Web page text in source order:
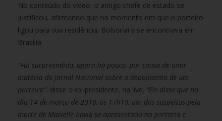
No conteúdo do vídeo, o antigo chefe de estado se
justificou, afirmando que no momento em que o porteiro
ligou para sua residência, Bolsonaro se encontrava em
Brasília.
“Fui surpreendido, agora há pouco, por causa de uma
matéria do Jornal Nacional sobre o depoimento de um
porteiro”, disse o ex-presidente, na live. “Ele disse que no
dia 14 de março de 2018, às 17h10, um dos suspeitos pela
morte de Marielle havia se apresentado na portaria e